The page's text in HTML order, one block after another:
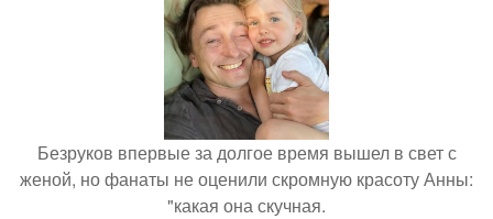
Безруков впервые за долгое время вышел в свет с
женой, но фанаты не оценили скромную красоту Анны:
"какая она скучная.